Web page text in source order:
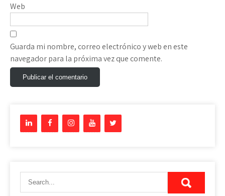
Web
Guarda mi nombre, correo electrónico y web en este
navegador para la próxima vez que comente.